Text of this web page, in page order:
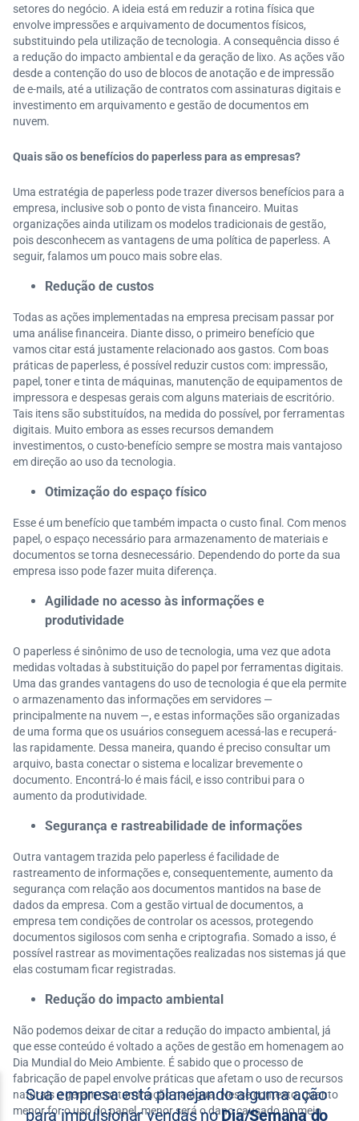
setores do negócio. A ideia está em reduzir a rotina física que
envolve impressões e arquivamento de documentos físicos,
substituindo pela utilização de tecnologia. A consequência disso é
a redução do impacto ambiental e da geração de lixo. As ações vão
desde a contenção do uso de blocos de anotação e de impressão
de e-mails, até a utilização de contratos com assinaturas digitais e
investimento em arquivamento e gestão de documentos em
nuvem.
Quais são os benefícios do paperless para as empresas?
Uma estratégia de paperless pode trazer diversos benefícios para a
empresa, inclusive sob o ponto de vista financeiro. Muitas
organizações ainda utilizam os modelos tradicionais de gestão,
pois desconhecem as vantagens de uma política de paperless. A
seguir, falamos um pouco mais sobre elas.
Redução de custos
Todas as ações implementadas na empresa precisam passar por
uma análise financeira. Diante disso, o primeiro benefício que
vamos citar está justamente relacionado aos gastos. Com boas
práticas de paperless, é possível reduzir custos com: impressão,
papel, toner e tinta de máquinas, manutenção de equipamentos de
impressora e despesas gerais com alguns materiais de escritório.
Tais itens são substituídos, na medida do possível, por ferramentas
digitais. Muito embora as esses recursos demandem
investimentos, o custo-benefício sempre se mostra mais vantajoso
em direção ao uso da tecnologia.
Otimização do espaço físico
Esse é um benefício que também impacta o custo final. Com menos
papel, o espaço necessário para armazenamento de materiais e
documentos se torna desnecessário. Dependendo do porte da sua
empresa isso pode fazer muita diferença.
Agilidade no acesso às informações e
produtividade
O paperless é sinônimo de uso de tecnologia, uma vez que adota
medidas voltadas à substituição do papel por ferramentas digitais.
Uma das grandes vantagens do uso de tecnologia é que ela permite
o armazenamento das informações em servidores —
principalmente na nuvem —, e estas informações são organizadas
de uma forma que os usuários conseguem acessá-las e recuperá-
las rapidamente. Dessa maneira, quando é preciso consultar um
arquivo, basta conectar o sistema e localizar brevemente o
documento. Encontrá-lo é mais fácil, e isso contribui para o
aumento da produtividade.
Segurança e rastreabilidade de informações
Outra vantagem trazida pelo paperless é facilidade de
rastreamento de informações e, consequentemente, aumento da
segurança com relação aos documentos mantidos na base de
dados da empresa. Com a gestão virtual de documentos, a
empresa tem condições de controlar os acessos, protegendo
documentos sigilosos com senha e criptografia. Somado a isso, é
possível rastrear as movimentações realizadas nos sistemas já que
elas costumam ficar registradas.
Redução do impacto ambiental
Não podemos deixar de citar a redução do impacto ambiental, já
que esse conteúdo é voltado a ações de gestão em homenagem ao
Dia Mundial do Meio Ambiente. É sabido que o processo de
fabricação de papel envolve práticas que afetam o uso de recursos
naturais e geram contaminação na água. Nesse contexto, quanto
menor for o uso do papel, menor será o dano causado no meio